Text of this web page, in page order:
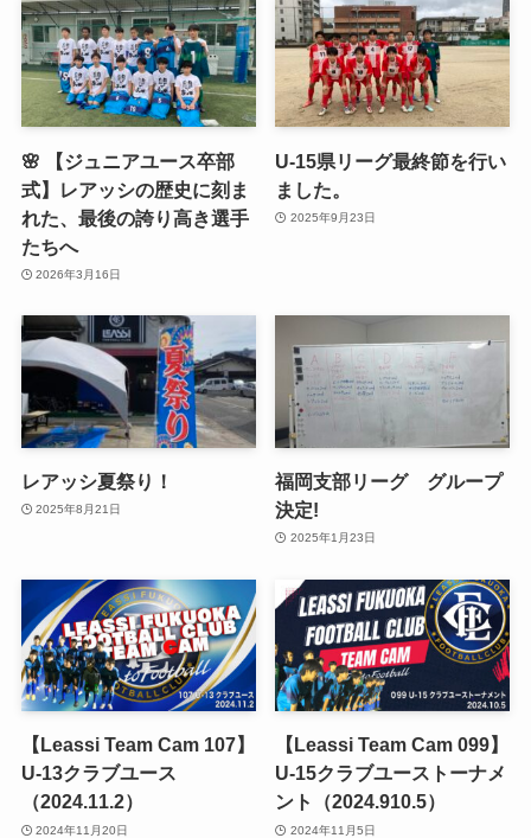
🌸 【ジュニアユース卒部
式】レアッシの歴史に刻ま
れた、最後の誇り高き選手
たちへ
2026年3月16日
U-15県リーグ最終節を行い
ました。
2025年9月23日
レアッシ夏祭り！
2025年8月21日
福岡支部リーグ グループ
決定!
2025年1月23日
【Leassi Team Cam 107】
U-13クラブユース
（2024.11.2）
2024年11月20日
【Leassi Team Cam 099】
U-15クラブユーストーナメ
ント（2024.910.5）
2024年11月5日